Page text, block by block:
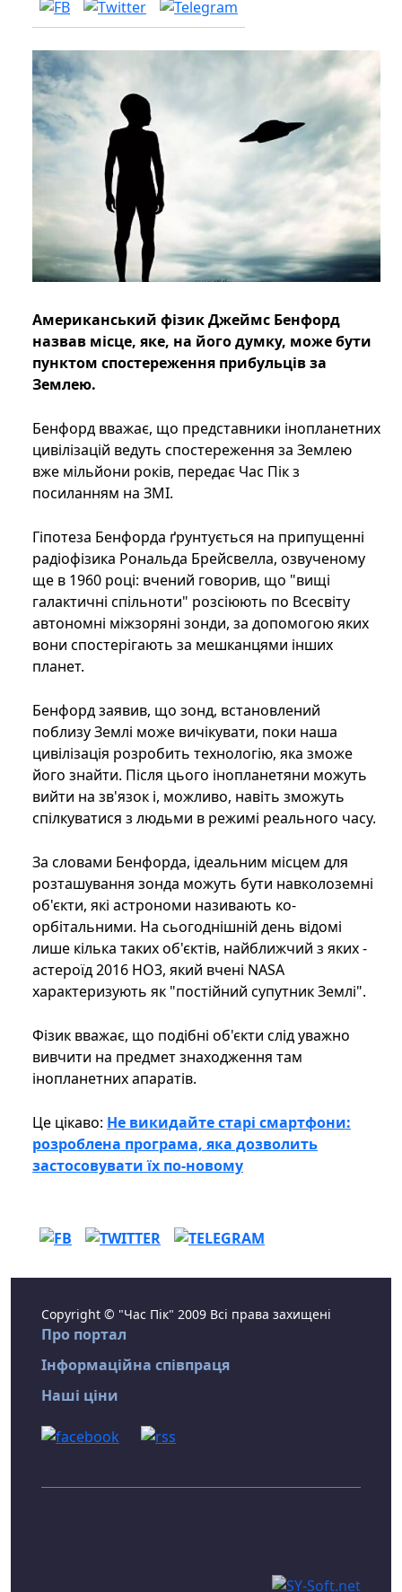
Американський фізик Джеймс Бенфорд
назвав місце, яке, на його думку, може бути
пунктом спостереження прибульців за
Землею.
Бенфорд вважає, що представники інопланетних
цивілізацій ведуть спостереження за Землею
вже мільйони років, передає Час Пік з
посиланням на ЗМІ.
Гіпотеза Бенфорда ґрунтується на припущенні
радіофізика Рональда Брейсвелла, озвученому
ще в 1960 році: вчений говорив, що "вищі
галактичні спільноти" розсіюють по Всесвіту
автономні міжзоряні зонди, за допомогою яких
вони спостерігають за мешканцями інших
планет.
Бенфорд заявив, що зонд, встановлений
поблизу Землі може вичікувати, поки наша
цивілізація розробить технологію, яка зможе
його знайти. Після цього інопланетяни можуть
вийти на зв'язок і, можливо, навіть зможуть
спілкуватися з людьми в режимі реального часу.
За словами Бенфорда, ідеальним місцем для
розташування зонда можуть бути навколоземні
об'єкти, які астрономи називають ко-
орбітальними. На сьогоднішній день відомі
лише кілька таких об'єктів, найближчий з яких -
астероїд 2016 HO3, який вчені NASA
характеризують як "постійний супутник Землі".
Фізик вважає, що подібні об'єкти слід уважно
вивчити на предмет знаходження там
інопланетних апаратів.
Це цікаво: Не викидайте старі смартфони:
розроблена програма, яка дозволить
застосовувати їх по-новому
Copyright © "Час Пік" 2009 Всі права захищені
Про портал
Інформаційна співпраця
Наші ціни